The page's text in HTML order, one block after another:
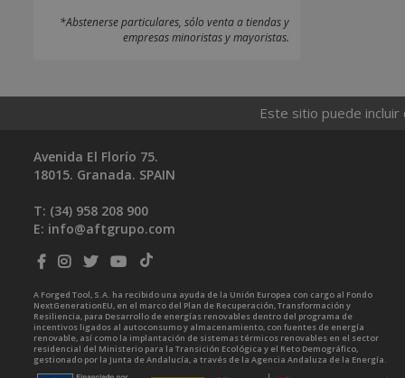
*Abstenerse particulares, sólo venta a tiendas y
empresas minoristas y mayoristas.
Este sitio puede
Avenida El Florío 75.
18015. Granada. SPAIN
T: (34) 958 208 900
E: info@aftgrupo.com
A Forged Tool, S.A. ha recibido una ayuda de la Unión Europea con cargo al Fondo
NextGenerationEU, en el marco del Plan de Recuperación, Transformación y
Resiliencia, para Desarrollo de energías renovables dentro del programa de
incentivos ligados al autoconsumo y almacenamiento, con fuentes de energía
renovable, así como la implantación de sistemas térmicos renovables en el sector
residencial del Ministerio para la Transición Ecológica y el Reto Demográfico,
gestionado por la Junta de Andalucía, a través de la Agencia Andaluza de la Energía.